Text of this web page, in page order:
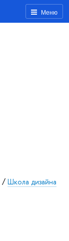
Меню
/ Школа дизайна